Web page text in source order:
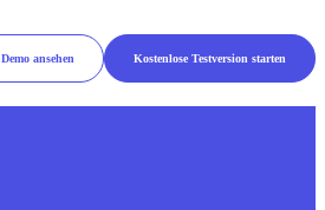
Demo ansehen Kostenlose Testversion starten